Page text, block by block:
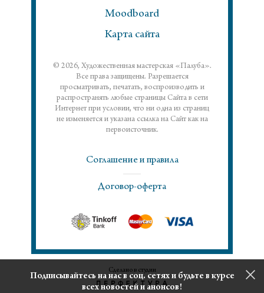
Подписывайтесь на нас в соц. сетях и будьте в курсе
всех новостей и анонсов!
Moodboard
Карта сайта
© 2026, Художественная мастерская «Палуба».
Все права защищены. Разрешается
просматривать, печатать, воспроизводить и
распространять любые страницы Сайта в сети
Интернет при условии, что ни одна из страниц
не изменяется и указана ссылка на Сайт как на
первоисточник.
Соглашение и правила
Договор-оферта
Сделано в студии